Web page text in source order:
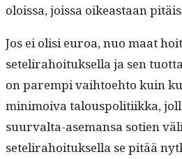
olois­sa, jois­sa oikeas­t­aan
Jos ei olisi euroa, nuo maat
setelira­hoituk­sel­la ja sen
on parem­pi vai­h­toe­hto kuin
min­i­moi­va talous­poli­ti­ik­ka,
suur­val­ta-ase­mansa sotien
setelira­hoituk­sel­la se pitää